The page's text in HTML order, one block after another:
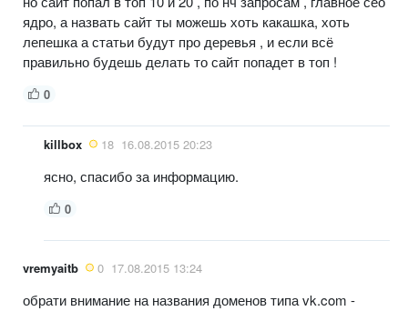
ядро, а назвать сайт ты можешь хоть какашка, хоть
лепешка а статьи будут про деревья , и если всё
правильно будешь делать то сайт попадет в топ !
0
killbox 18 16.08.2015 20:23
ясно, спасибо за информацию.
0
vremyaitb 0 17.08.2015 13:24
обрати внимание на названия доменов типа vk.com -